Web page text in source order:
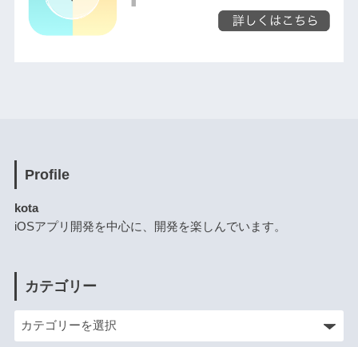
Profile
kota
iOSアプリ開発を中心に、開発を楽しんでいます。
カテゴリー